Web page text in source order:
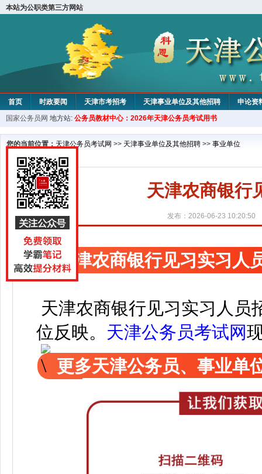
本站为公职类第三方网站
首页 时政要闻 天津市考招考 天津事业单位及其他招聘 申论资
教材中心
国家公务员网 地方站: 公务员教材中心：2026年天津公务员考试用书
您的当前位置： 天津公务员考试网 >> 天津事业单位及其他招聘 >> 事业单位
天津农商银行
发布：2026-06-23 10:20:50
天津农商银行见习实习人
天津农商银行见习实习人员
位反映。 天津公务员考试网
更多天津公务员、事业单